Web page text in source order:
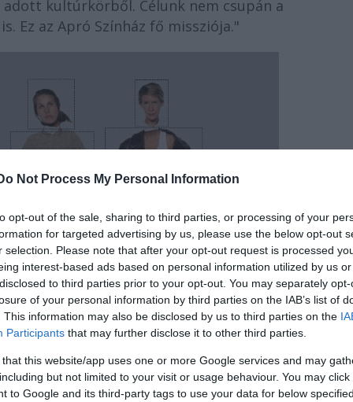
Not Process My Personal Information
opt-out of the sale, sharing to third parties, or processing of your
for targeted advertising by us, please use the below opt-out
selection. Please note that after your opt-out request is processed
interest-based ads based on personal information utilized by us
to third parties prior to your opt-out. You may separately
of your personal information by third parties on the IAB’s list of
This information may also be disclosed by us to third parties on the
Participants that may further disclose it to other third parties.
that this website/app uses one or more Google services and may
but not limited to your visit or usage behaviour. You may
to Google and its third-party tags to use your data for below
kultúrkörből. Célunk nem csupán a
Ez az Apró Színház fő missziója."
Grafika: Mogyoró Győző